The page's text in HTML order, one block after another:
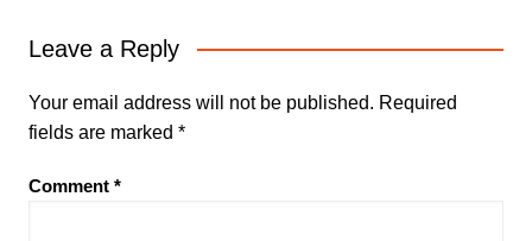
Leave a Reply
Your email address will not be published. Required
fields are marked *
Comment *